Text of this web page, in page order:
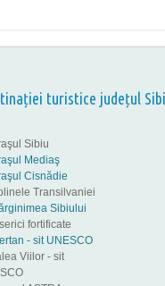
turistice județul
Sibiu
Mediaş
Cisnădie
Transilvaniei
Sibiului
fortificate
- sit UNESCO
Viilor - sit